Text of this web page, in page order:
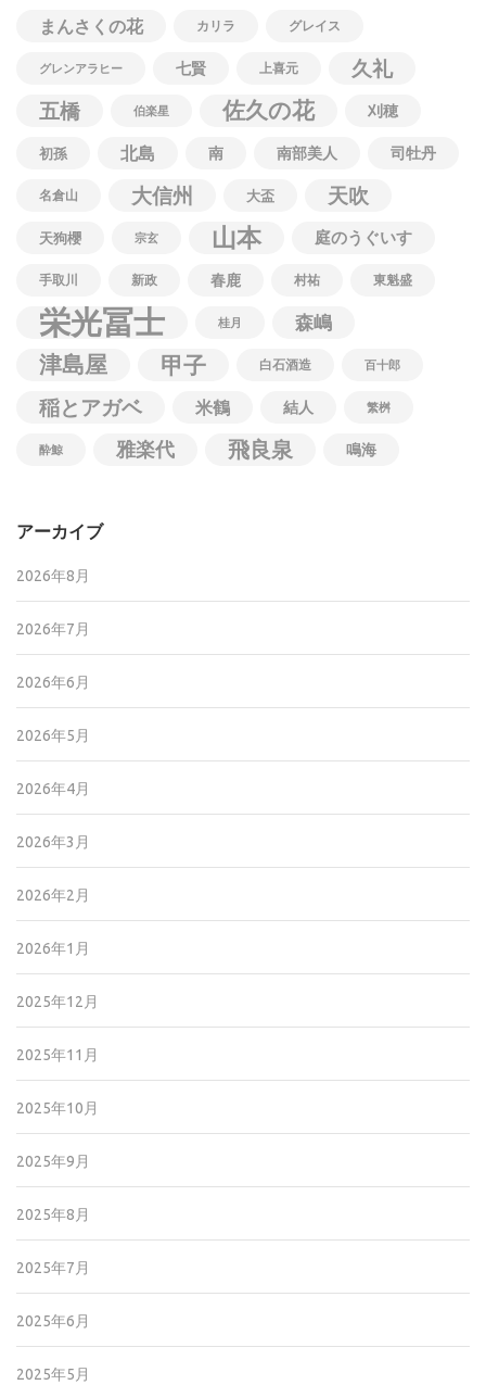
まんさくの花 カリラ グレイス
グレンアラヒー 七賢 上喜元
久礼
五橋
伯楽星 佐久の花 刈穂
初孫 北島 南 南部美人 司牡丹
名倉山 大信州 大盃 天吹
天狗櫻 宗玄 山本 庭のうぐいす
手取川 新政 春鹿 村祐 東魁盛
栄光冨士 桂月 森嶋
津島屋 甲子 白石酒造 百十郎
稲とアガベ 米鶴 結人 繁桝
酔鯨 雅楽代 飛良泉 鳴海
アーカイブ
2026年8月
2026年7月
2026年6月
2026年5月
2026年4月
2026年3月
2026年2月
2026年1月
2025年12月
2025年11月
2025年10月
2025年9月
2025年8月
2025年7月
2025年6月
2025年5月